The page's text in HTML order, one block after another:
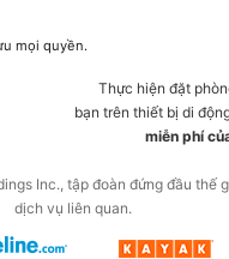
mọi quyền.
Thực hiện đặt
bạn trên thiết bị di
miễn phí
Inc., tập đoàn đứng đầu thế
dịch vụ liên quan.